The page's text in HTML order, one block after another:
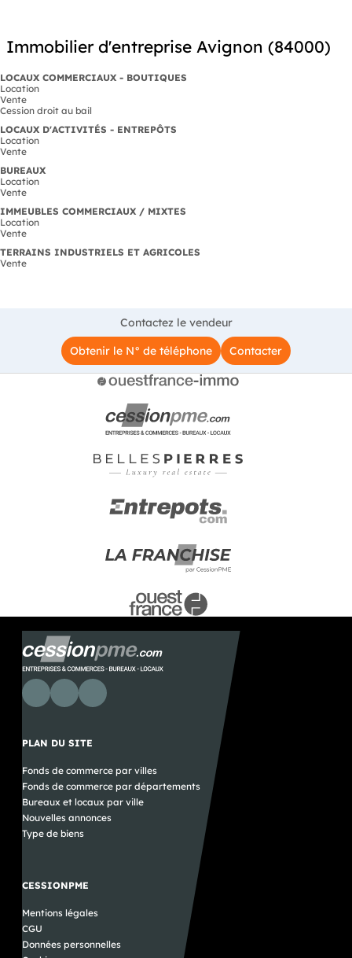
Immobilier d'entreprise Avignon (84000)
LOCAUX COMMERCIAUX - BOUTIQUES
Location
Vente
Cession droit au bail
LOCAUX D'ACTIVITÉS - ENTREPÔTS
Location
Vente
BUREAUX
Location
Vente
IMMEUBLES COMMERCIAUX / MIXTES
Location
Vente
TERRAINS INDUSTRIELS ET AGRICOLES
Vente
Contactez le vendeur
Obtenir le N° de téléphone
Contacter
PLAN DU SITE
Fonds de commerce par villes
Fonds de commerce par départements
Bureaux et locaux par ville
Nouvelles annonces
Type de biens
CESSIONPME
Mentions légales
CGU
Données personnelles